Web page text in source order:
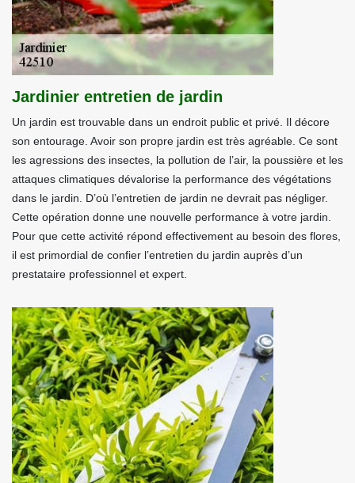
Jardinier entretien de jardin
Un jardin est trouvable dans un endroit public et privé. Il décore
son entourage. Avoir son propre jardin est très agréable. Ce sont
les agressions des insectes, la pollution de l’air, la poussière et les
attaques climatiques dévalorise la performance des végétations
dans le jardin. D’où l’entretien de jardin ne devrait pas négliger.
Cette opération donne une nouvelle performance à votre jardin.
Pour que cette activité répond effectivement au besoin des flores,
il est primordial de confier l’entretien du jardin auprès d’un
prestataire professionnel et expert.